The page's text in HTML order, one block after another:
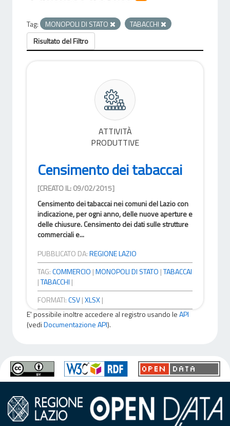
Tag: MONOPOLI DI STATO
TABACCHI
Risultato del Filtro
ATTIVITÀ
PRODUTTIVE
Censimento dei tabaccai
[CREATO IL: 09/02/2015]
Censimento dei tabaccai nei comuni del Lazio con
indicazione, per ogni anno, delle nuove aperture e
delle chiusure. Censimento dei dati sulle strutture
commerciali e...
PUBBLICATO DA:REGIONE LAZIO
TAG:COMMERCIO |MONOPOLI DI STATO |TABACCAI
|TABACCHI |
FORMATI:CSV|XLSX|
E' possibile inoltre accedere al registro usando leAPI
(vediDocumentazione API).